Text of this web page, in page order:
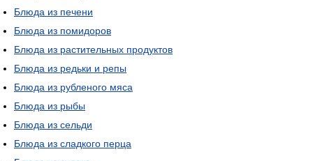
Блюда из печени
Блюда из помидоров
Блюда из растительных продуктов
Блюда из редьки и репы
Блюда из рубленого мяса
Блюда из рыбы
Блюда из сельди
Блюда из сладкого перца